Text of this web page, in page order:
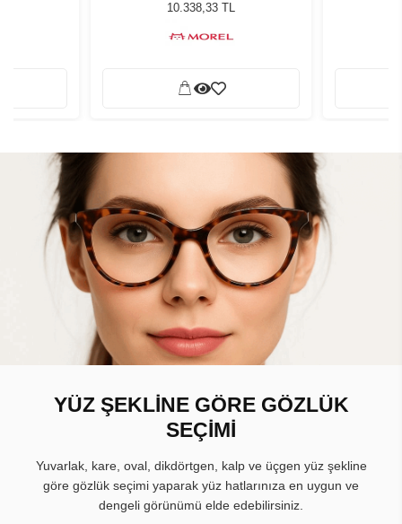
10.338,33 TL
YÜZ ŞEKLİNE GÖRE GÖZLÜK
SEÇİMİ
Yuvarlak, kare, oval, dikdörtgen, kalp ve üçgen yüz şekline
göre gözlük seçimi yaparak yüz hatlarınıza en uygun ve
dengeli görünümü elde edebilirsiniz.